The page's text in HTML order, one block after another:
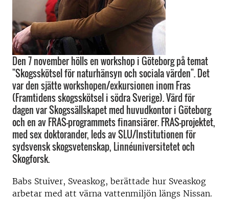
Den 7 november hölls en workshop i Göteborg på temat
"Skogsskötsel för naturhänsyn och sociala värden". Det
var den sjätte workshopen/exkursionen inom Fras
(Framtidens skogsskötsel i södra Sverige). Värd för
dagen var Skogssällskapet med huvudkontor i Göteborg
och en av FRAS-programmets finansiärer. FRAS-projektet,
med sex doktorander, leds av SLU/Institutionen för
sydsvensk skogsvetenskap, Linnéuniversitetet och
Skogforsk.
Babs Stuiver, Sveaskog, berättade hur Sveaskog
arbetar med att värna vattenmiljön längs Nissan.